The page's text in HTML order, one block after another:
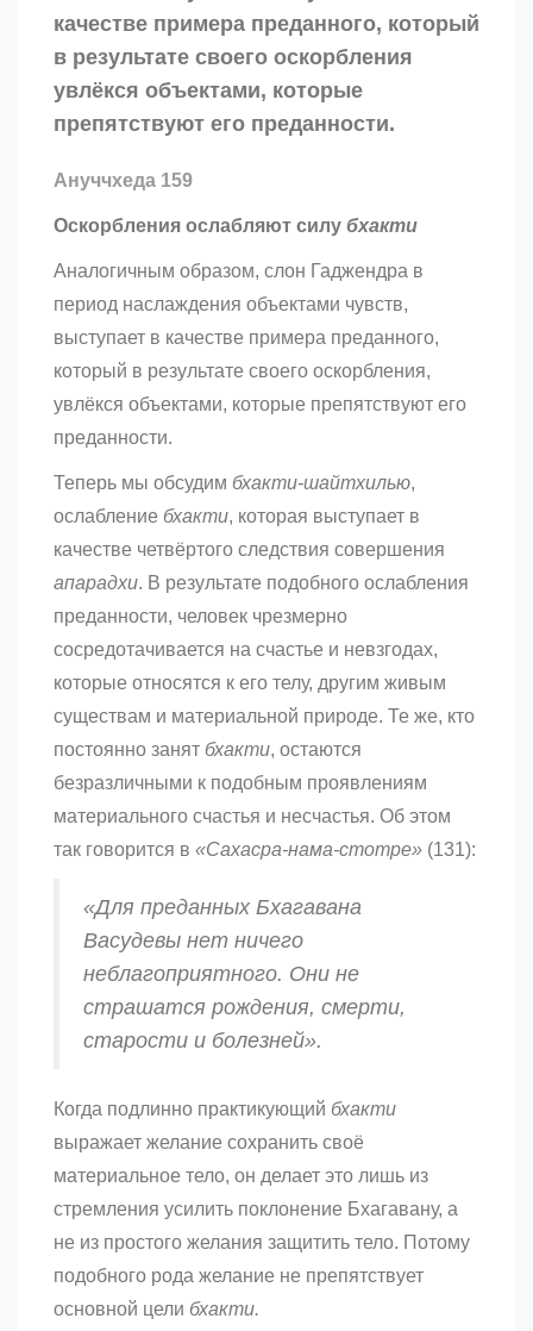
качестве примера преданного, который
в результате своего оскорбления
увлёкся объектами, которые
препятствуют его преданности.
Ануччхеда 159
Оскорбления ослабляют силу бхакти
Аналогичным образом, слон Гаджендра в
период наслаждения объектами чувств,
выступает в качестве примера преданного,
который в результате своего оскорбления,
увлёкся объектами, которые препятствуют его
преданности.
Теперь мы обсудим бхакти-шайтхилью,
ослабление бхакти, которая выступает в
качестве четвёртого следствия совершения
апарадхи. В результате подобного ослабления
преданности, человек чрезмерно
сосредотачивается на счастье и невзгодах,
которые относятся к его телу, другим живым
существам и материальной природе. Те же, кто
постоянно занят бхакти, остаются
безразличными к подобным проявлениям
материального счастья и несчастья. Об этом
так говорится в «Сахасра-нама-стотре» (131):
«Для преданных Бхагавана
Васудевы нет ничего
неблагоприятного. Они не
страшатся рождения, смерти,
старости и болезней».
Когда подлинно практикующий бхакти
выражает желание сохранить своё
материальное тело, он делает это лишь из
стремления усилить поклонение Бхагавану, а
не из простого желания защитить тело. Потому
подобного рода желание не препятствует
основной цели бхакти.